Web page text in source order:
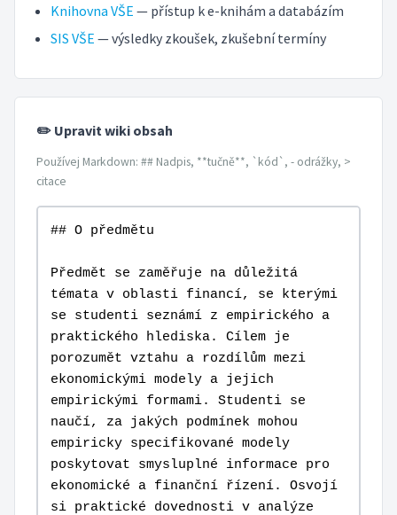
Knihovna VŠE — přístup k e-knihám a databázím
SIS VŠE — výsledky zkoušek, zkušební termíny
✏️ Upravit wiki obsah
Používej Markdown: ## Nadpis, **tučně**, `kód`, - odrážky, >
citace